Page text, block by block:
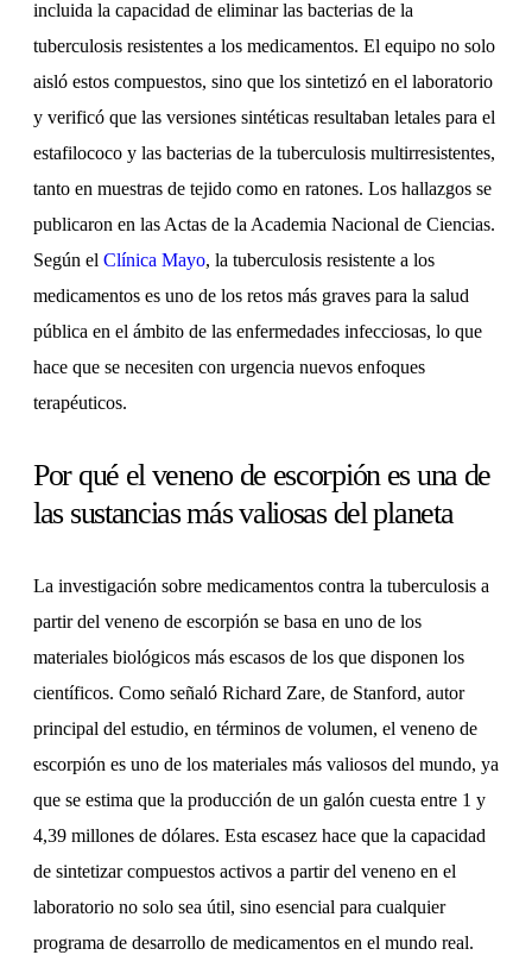
incluida la capacidad de eliminar las bacterias de la
tuberculosis resistentes a los medicamentos. El equipo no solo
aisló estos compuestos, sino que los sintetizó en el laboratorio
y verificó que las versiones sintéticas resultaban letales para el
estafilococo y las bacterias de la tuberculosis multirresistentes,
tanto en muestras de tejido como en ratones. Los hallazgos se
publicaron en las Actas de la Academia Nacional de Ciencias.
Según el Clínica Mayo, la tuberculosis resistente a los
medicamentos es uno de los retos más graves para la salud
pública en el ámbito de las enfermedades infecciosas, lo que
hace que se necesiten con urgencia nuevos enfoques
terapéuticos.
Por qué el veneno de escorpión es una de
las sustancias más valiosas del planeta
La investigación sobre medicamentos contra la tuberculosis a
partir del veneno de escorpión se basa en uno de los
materiales biológicos más escasos de los que disponen los
científicos. Como señaló Richard Zare, de Stanford, autor
principal del estudio, en términos de volumen, el veneno de
escorpión es uno de los materiales más valiosos del mundo, ya
que se estima que la producción de un galón cuesta entre 1 y
4,39 millones de dólares. Esta escasez hace que la capacidad
de sintetizar compuestos activos a partir del veneno en el
laboratorio no solo sea útil, sino esencial para cualquier
programa de desarrollo de medicamentos en el mundo real.